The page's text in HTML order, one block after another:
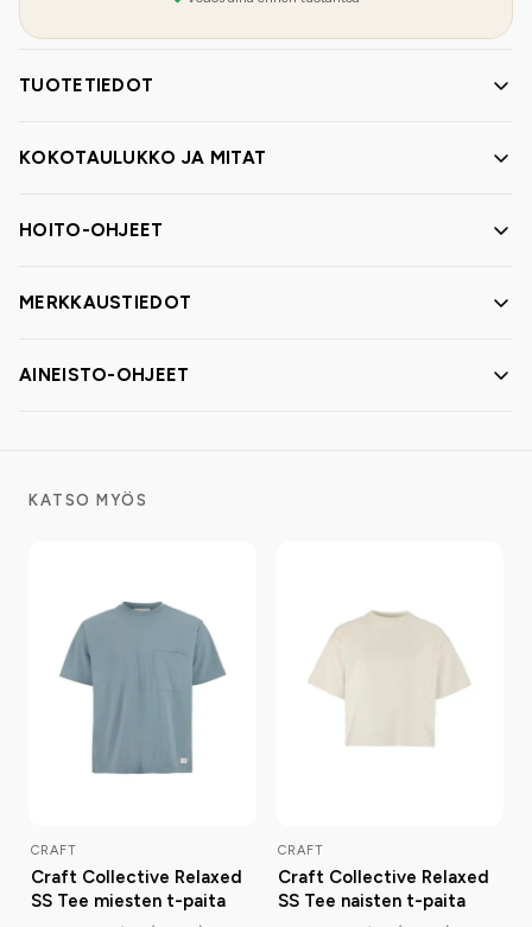
TUOTETIEDOT
KOKOTAULUKKO JA MITAT
HOITO-OHJEET
MERKKAUSTIEDOT
AINEISTO-OHJEET
KATSO MYÖS
CRAFT
Craft Collective Relaxed
SS Tee miesten t-paita
CRAFT
Craft Collective Relaxed
SS Tee naisten t-paita